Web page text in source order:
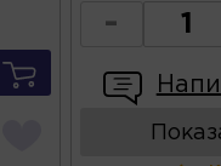
-